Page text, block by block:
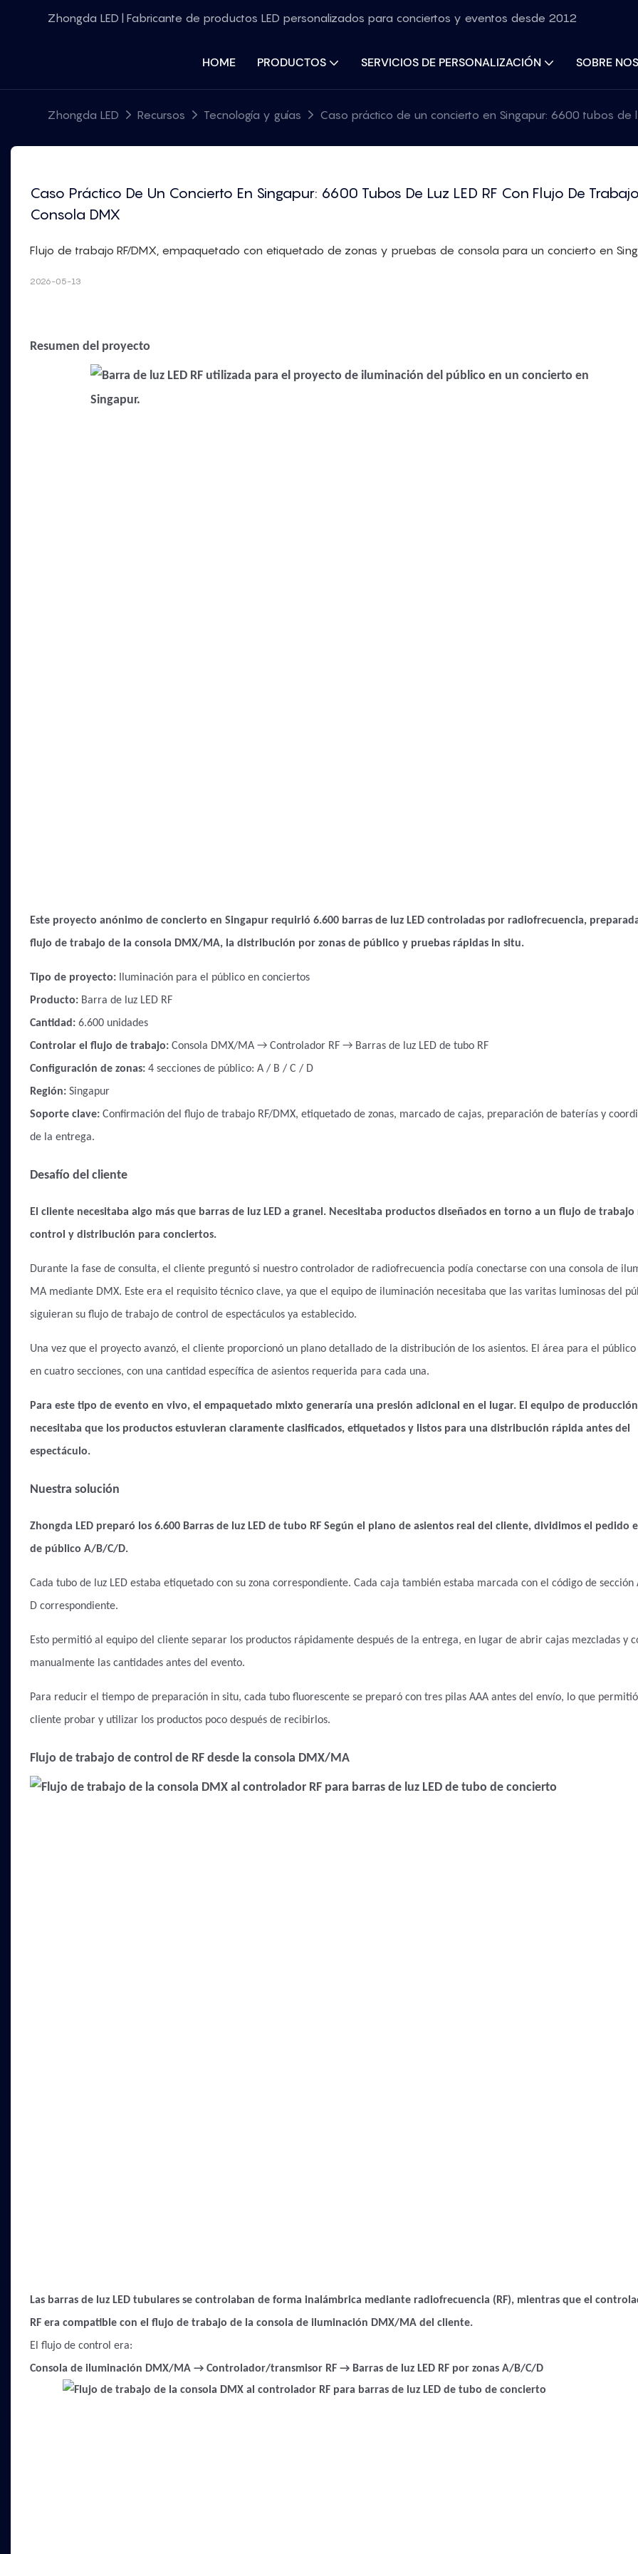
Zhongda LED | Fabricante de productos LED personalizados para conciertos y eventos desde 2012
HOME PRODUCTOS SERVICIOS DE PERSONALIZACIÓN SOBRE
Zhongda LED Recursos Tecnología y guías Caso práctico de un concierto en Singapur: 6600 tubos de
Caso Práctico De Un Concierto En Singapur: 6600 Tubos De Luz LED RF Con Flujo De
Consola DMX
Flujo de trabajo RF/DMX, empaquetado con etiquetado de zonas y pruebas de consola para un concierto en
2026-05-13
Resumen del proyecto
Este proyecto anónimo de concierto en Singapur requirió 6.600 barras de luz LED controladas por radiofrecuencia,
flujo de trabajo de la consola DMX/MA, la distribución por zonas de público y pruebas rápidas in situ.
Tipo de proyecto:Iluminación para el público en conciertos
Producto:Barra de luz LED RF
Cantidad:6.600 unidades
Controlar el flujo de trabajo:Consola DMX/MA → Controlador RF→ Barras de luz LED de tubo RF
Configuración de zonas:4 secciones de público: A / B / C / D
Región:Singapur
Soporte clave:Confirmación del flujo de trabajo RF/DMX, etiquetado de zonas, marcado de cajas, preparación de baterías y
de la entrega.
Desafío del cliente
El cliente necesitaba algo más que barras de luz LED a granel. Necesitaba productos diseñados en torno a un flujo de trabajo
control y distribución para conciertos.
Durante la fase de consulta, el cliente preguntó si nuestro controlador de radiofrecuencia podía conectarse con una consola de
MA mediante DMX. Este era el requisito técnico clave, ya que el equipo de iluminación necesitaba que las varitas luminosas del
siguieran su flujo de trabajo de control de espectáculos ya establecido.
Una vez que el proyecto avanzó, el cliente proporcionó un plano detallado de la distribución de los asientos. El área para el
en cuatro secciones, con una cantidad específica de asientos requerida para cada una.
Para este tipo de evento en vivo, el empaquetado mixto generaría una presión adicional en el lugar. El equipo de producción
necesitaba que los productos estuvieran claramente clasificados, etiquetados y listos para una distribución rápida antes del
espectáculo.
Nuestra solución
Zhongda LED preparó los 6.600Barras de luz LED de tubo RFSegún el plano de asientos real del cliente, dividimos el pedido
de público A/B/C/D.
Cada tubo de luz LED estaba etiquetado con su zona correspondiente. Cada caja también estaba marcada con el código de sección
D correspondiente.
Esto permitió al equipo del cliente separar los productos rápidamente después de la entrega, en lugar de abrir cajas mezcladas y
manualmente las cantidades antes del evento.
Para reducir el tiempo de preparación in situ, cada tubo fluorescente se preparó con tres pilas AAA antes del envío, lo que permitió
cliente probar y utilizar los productos poco después de recibirlos.
Flujo de trabajo de control de RF desde la consola DMX/MA
Las barras de luz LED tubulares se controlaban de forma inalámbrica mediante radiofrecuencia (RF), mientras que el
RF era compatible con el flujo de trabajo de la consola de iluminación DMX/MA del cliente.
El flujo de control era:
Consola de iluminación DMX/MA → Controlador/transmisor RF → Barras de luz LED RF por zonas A/B/C/D